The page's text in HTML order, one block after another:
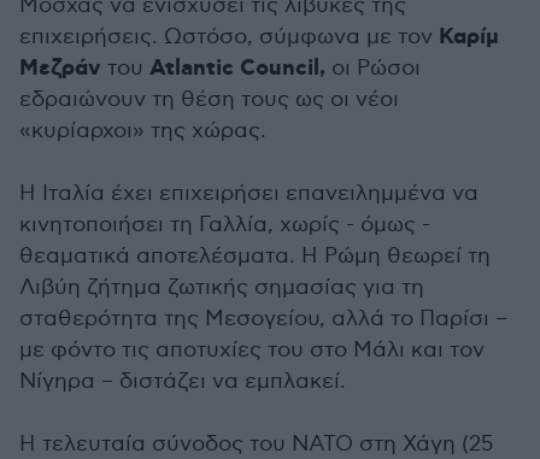
Μόσχας να ενισχύσει τις λιβυκές της
επιχειρήσεις. Ωστόσο, σύμφωνα με τον Καρίμ
Μεζράν του Atlantic Council, οι Ρώσοι
εδραιώνουν τη θέση τους ως οι νέοι
«κυρίαρχοι» της χώρας.
Η Ιταλία έχει επιχειρήσει επανειλημμένα να
κινητοποιήσει τη Γαλλία, χωρίς - όμως -
θεαματικά αποτελέσματα. Η Ρώμη θεωρεί τη
Λιβύη ζήτημα ζωτικής σημασίας για τη
σταθερότητα της Μεσογείου, αλλά το Παρίσι –
με φόντο τις αποτυχίες του στο Μάλι και τον
Νίγηρα – διστάζει να εμπλακεί.
Η τελευταία σύνοδος του ΝΑΤΟ στη Χάγη (25